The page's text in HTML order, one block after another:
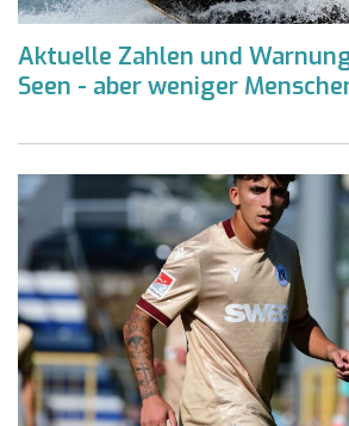
Aktuelle Zahlen und
Seen - aber weniger